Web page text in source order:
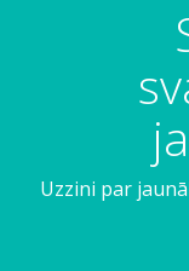
Uzzini par